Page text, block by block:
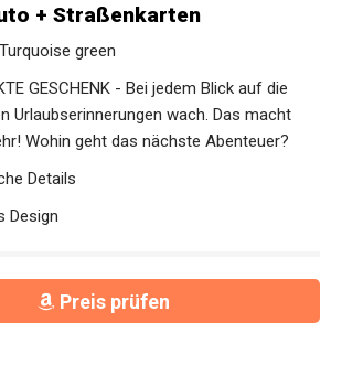
+ Straßenkarten
green
GESCHENK - Bei jedem Blick auf die
Urlaubserinnerungen wach. Das macht
Wohin geht das nächste Abenteuer?
Details
Design
Preis prüfen